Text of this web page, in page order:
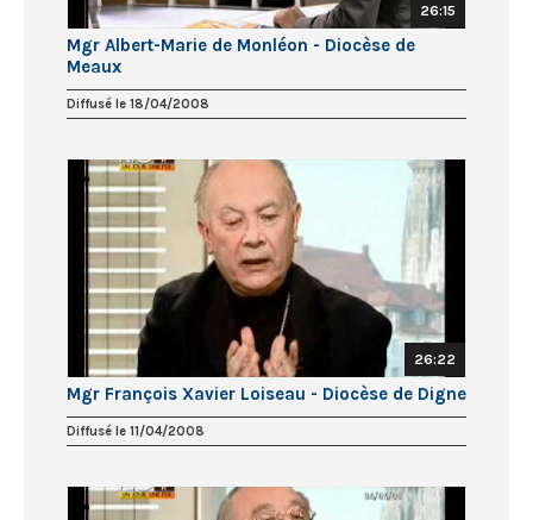
26:15
Mgr Albert-Marie de Monléon - Diocèse de
Meaux
Diffusé le 18/04/2008
26:22
Mgr François Xavier Loiseau - Diocèse de Digne
Diffusé le 11/04/2008